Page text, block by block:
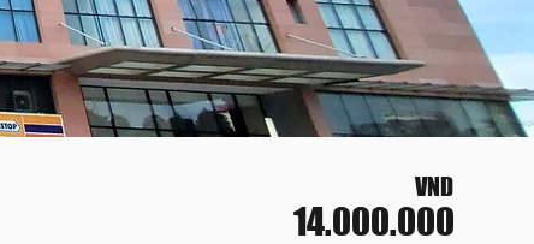
VND
14.000.000